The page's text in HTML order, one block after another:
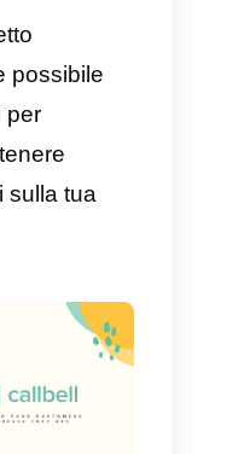
è la possibilità
completo di
di vendita
In questo modo
inviarti
tutto
le piccolezze.
ti